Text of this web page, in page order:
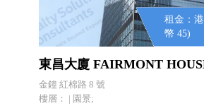
租金：
幣 45)
東昌大廈 FAIRMONT
金鐘 紅棉路 8 號
樓層： | 園景;